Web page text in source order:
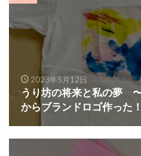
2023年5月12日
うり坊の将来と私の夢
からブランドロゴ作った